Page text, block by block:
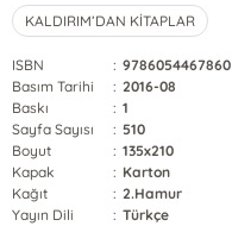
KALDIRIM’DAN KİTAPLAR
ISBN : 9786054467860
Basım Tarihi
: 2016-08
Baskı
: 1
Sayfa Sayısı
: 510
Boyut
: 135x210
Kapak
: Karton
Kağıt
: 2.Hamur
Yayın Dili
: Türkçe